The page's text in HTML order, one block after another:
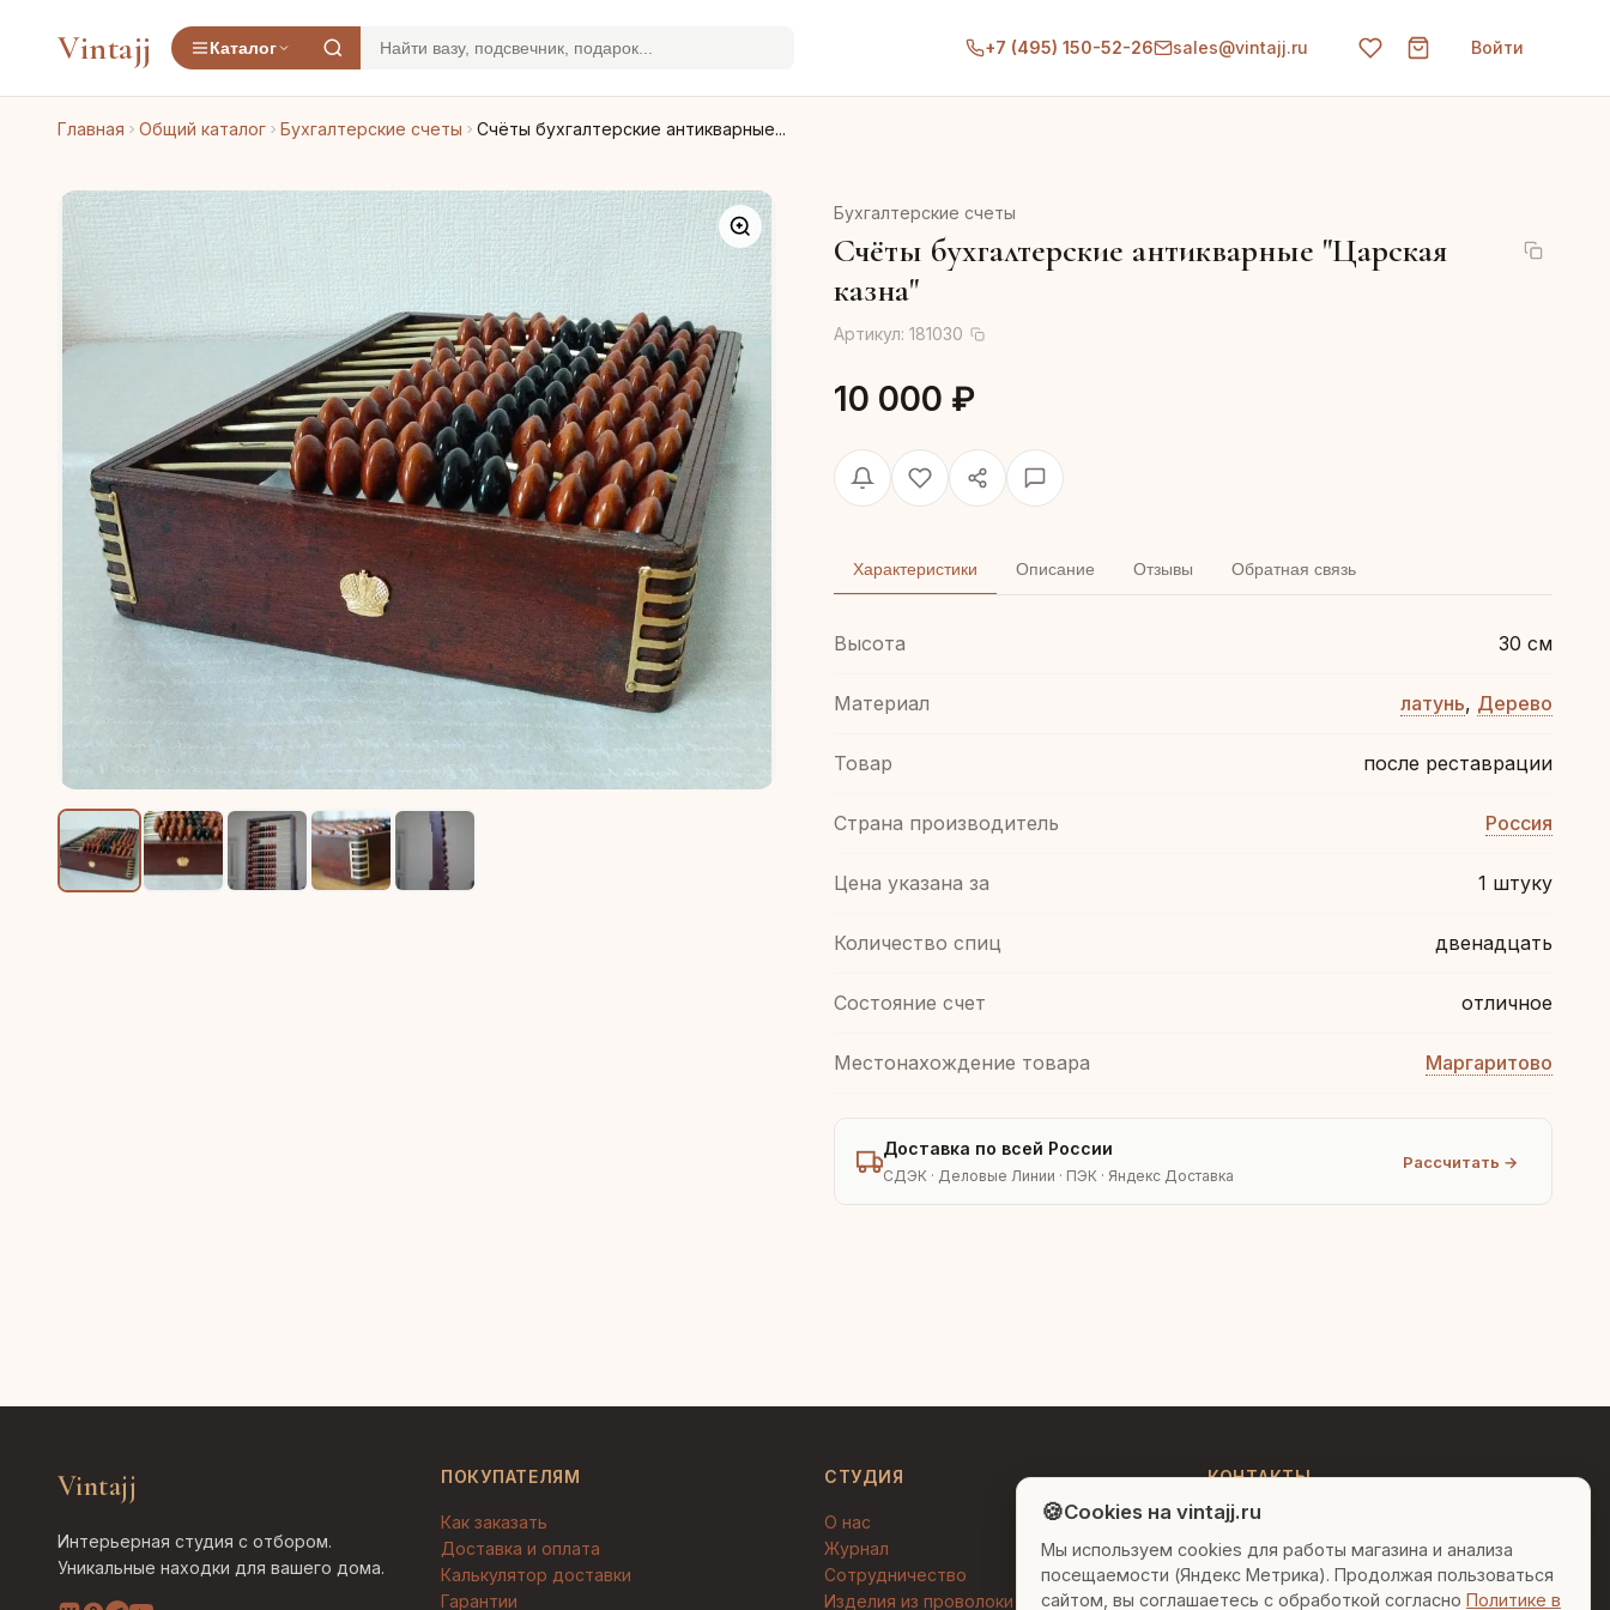
Vintajj Каталог +7 (495) 150-52-26 sales@vintajj.ru Войти
Главная Общий каталог Бухгалтерские счеты Счёты бухгалтерские антикварные...
Бухгалтерские счеты
Счёты бухгалтерские антикварные "Царская
казна"
Артикул: 181030
10 000 ₽
Характеристики Описание Отзывы Обратная связь
Высота 30 см
Материал латунь, Дерево
Товар после реставрации
Страна производитель Россия
Цена указана за 1 штуку
Количество спиц двенадцать
Состояние счет отличное
Местонахождение товара Маргаритово
Доставка по всей России
СДЭК · Деловые Линии · ПЭК · Яндекс Доставка
Рассчитать →
Vintajj
Интерьерная студия с отбором.
Уникальные находки для вашего дома.
ПОКУПАТЕЛЯМ
Как заказать
Доставка и оплата
Калькулятор доставки
Гарантии
СТУДИЯ
О нас
Журнал
Сотрудничество
Изделия из проволоки
КОНТАКТЫ
+7 (495) 150-52-26
AI-консультант в Telegram
sales@vintajj.ru
Пн-Пт: 10:00 - 19:00
🍪Cookies на vintajj.ru
Мы используем cookies для работы магазина и анализа
посещаемости (Яндекс Метрика). Продолжая пользоваться
сайтом, вы соглашаетесь с обработкой согласно Политике в
декору. Чем могу помочь?
Вазы для гостиной
Подарок до 5000₽
Сочетание металлов